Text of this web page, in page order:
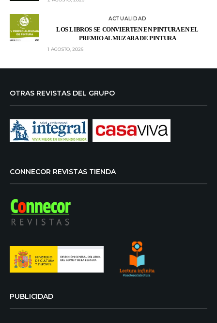
ACTUALIDAD
LOS LIBROS SE CONVIERTEN EN PINTURA EN EL
PREMIO ALMUZARA DE PINTURA
1 AGOSTO, 2026
OTRAS REVISTAS DEL GRUPO
CONNECOR REVISTAS TIENDA
PUBLICIDAD